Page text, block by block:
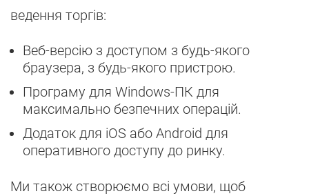
ведення торгів:
Веб-версію з доступом з будь-якого
браузера, з будь-якого пристрою.
Програму для Windows-ПК для
максимально безпечних операцій.
Додаток для iOS або Android для
оперативного доступу до ринку.
Ми також створюємо всі умови, щоб